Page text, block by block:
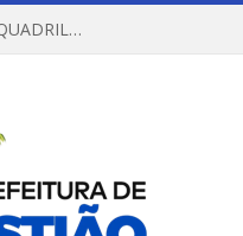
REGULAMENTO DO X CONCURSO INTERMUNICIPAL DE QUADRILHAS JUNINAS – 2026 – ARRAIÁ DA VENEZA